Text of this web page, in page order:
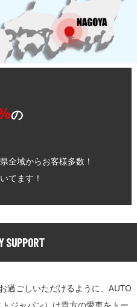
の
全域からお客様多数！
てます！
SUPPORT
過ごしいただけるように、 AUTO